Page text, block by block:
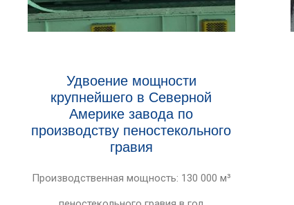
Удвоение мощности
крупнейшего в Северной
Америке завода по
производству пеностекольного
гравия
Производственная мощность: 130 000 м³